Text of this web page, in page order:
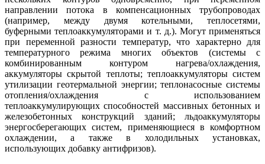
направлении потока в компенсационных трубопроводах
(например, между двумя котельными, теплосетями,
буферными теплоаккумуляторами и т. д.). Могут применяться
при переменной разности температур, что характерно для
температурного режима многих объектов (системы с
комбинированным контуром нагрева/охлаждения,
аккумуляторы скрытой теплоты; теплоаккумуляторы систем
утилизации геотермальной энергии; теплонасосные системы
отопления/охлаждения с использованием
теплоаккумулирующих способностей массивных бетонных и
железобетонных конструкций зданий; льдоаккумуляторы
энергосберегающих систем, применяющиеся в комфортном
охлаж­дении, а также в холодильных установках,
использующих добавку антифризов).